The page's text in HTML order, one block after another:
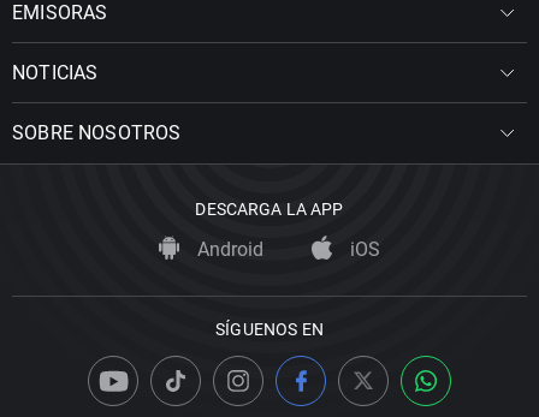
EMISORAS
NOTICIAS
SOBRE NOSOTROS
DESCARGA LA APP
Android iOS
SÍGUENOS EN